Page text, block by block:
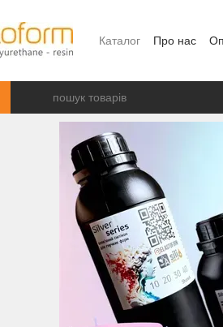
Каталог Про нас